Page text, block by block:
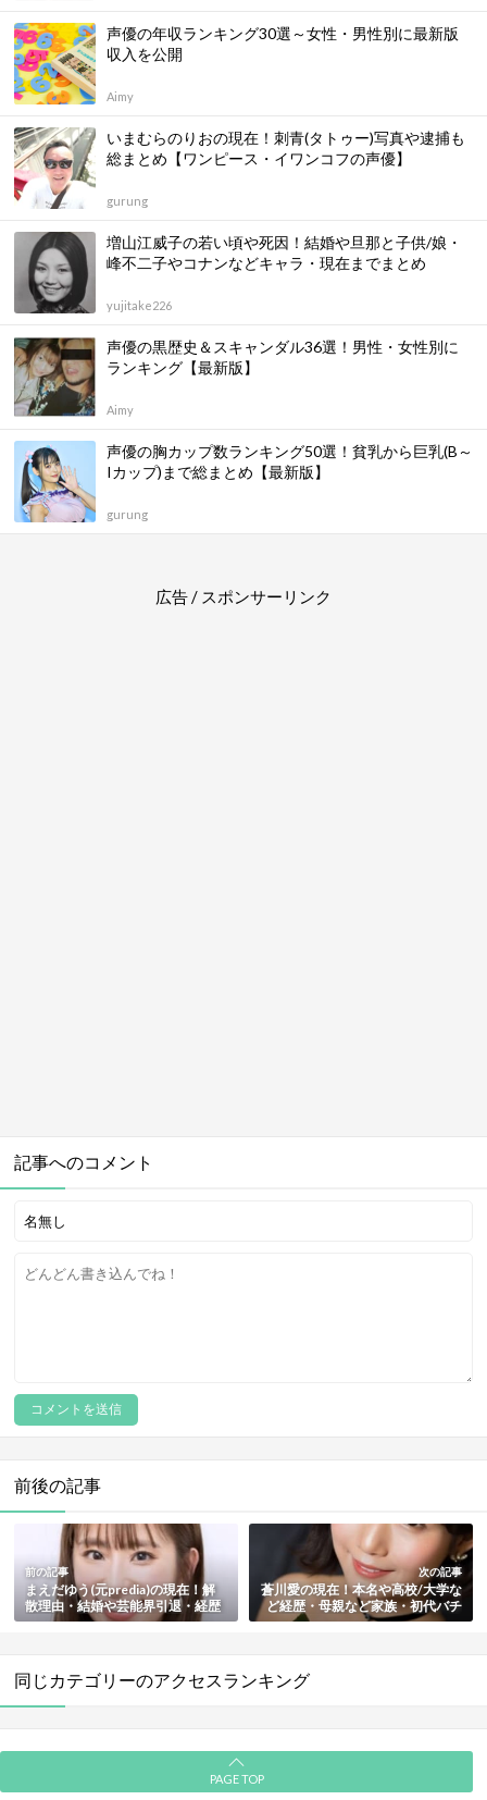
声優の年収ランキング30選～女性・男性別に最新版
収入を公開
Aimy
いまむらのりおの現在！刺青(タトゥー)写真や逮捕も
総まとめ【ワンピース・イワンコフの声優】
gurung
増山江威子の若い頃や死因！結婚や旦那と子供/娘・
峰不二子やコナンなどキャラ・現在までまとめ
yujitake226
声優の黒歴史＆スキャンダル36選！男性・女性別に
ランキング【最新版】
Aimy
声優の胸カップ数ランキング50選！貧乳から巨乳(B～
Iカップ)まで総まとめ【最新版】
gurung
広告 / スポンサーリンク
記事へのコメント
前後の記事
前の記事
まえだゆう(元predia)の現在！解
散理由・結婚や芸能界引退・経歴
とプロフィールも総まとめ
次の記事
蒼川愛の現在！本名や高校/大学な
ど経歴・母親など家族・初代バチ
ェラー久保裕丈との破局理由・結
同じカテゴリーのアクセスランキング
PAGE TOP